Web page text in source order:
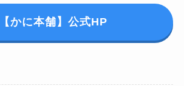
【かに本舗】公式HP